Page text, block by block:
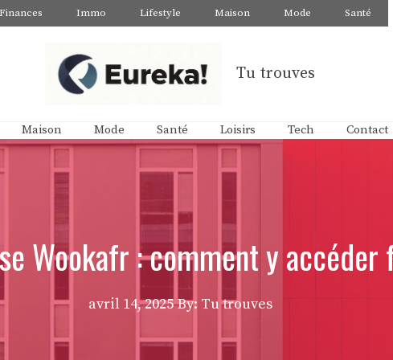
Finances Immo Lifestyle Maison Mode Santé
Tu trouves
Maison Mode Santé Loisirs Tech Contact
Wookafr : comment y
avril 14, 2025 By: Tu trouves